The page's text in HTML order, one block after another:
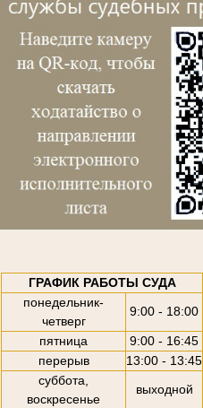
ГРАФИК РАБОТЫ СУДА
понедельник-
четверг
9:00 - 18:00
пятница
9:00 - 16:45
перерыв
13:00 - 13:45
суббота,
воскресенье
выходной